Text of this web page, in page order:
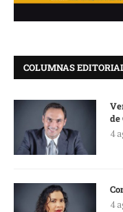
COLUMNAS
de
4
4